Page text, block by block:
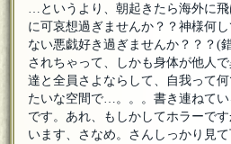
…というより、朝起きたら海外に
に可哀想過ぎませんか？？神様何
ない悪戯好き過ぎませんか？？？(
されちゃって、しかも身体が他人
達と全員さよならして、自我って
たいな空間で…。。。書き連ねて
です。あれ、もしかしてホラーで
います、さなめ。さんしっかり見て